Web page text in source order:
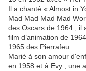
Il a chanté « Almost in
Mad Mad Mad Mad
des Oscars de 1964 ; il
film d’animation de
1965 des Pierrafeu.
Marié à son amour
en 1958 et à Evy , une